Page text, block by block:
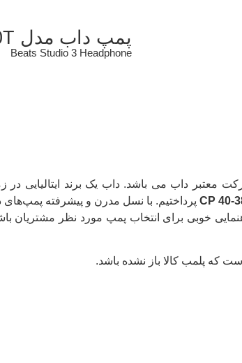
پمپ داب مدل CP 40-3800T
Beats Studio 3 Headphone
معتبر داب می باشد. داب یک برند ایتالیایی
پرداختیم. با نسل مدرن و پیشرفته
خوبی برای انتخاب پمپ مورد نظر مشتریان
که پلمب کالا باز نشده باشد.